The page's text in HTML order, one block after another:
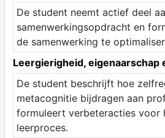
De student neemt actief deel
samenwerkingsopdracht en
de samenwerking te
Leergierigheid, eigenaarschap
De student beschrijft hoe
metacognitie bijdragen aan
formuleert verbeteracties voor
leerproces.